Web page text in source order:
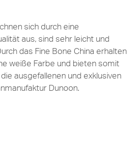
sich durch eine
aus, sind sehr leicht und
das Fine Bone China erhalten
weiße Farbe und bieten somit
ausgefallenen und exklusiven
Dunoon.